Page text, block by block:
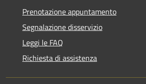
Prenotazione appuntamento
Segnalazione disservizio
Leggi le FAQ
Richiesta di assistenza